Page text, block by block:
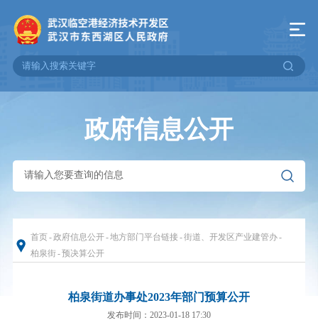
政府信息公开
首页-政府信息公开-地方部门平台链接-街道、开发区产业建管办-
柏泉街-预决算公开
柏泉街道办事处2023年部门预算公开
发布时间：2023-01-18 17:30